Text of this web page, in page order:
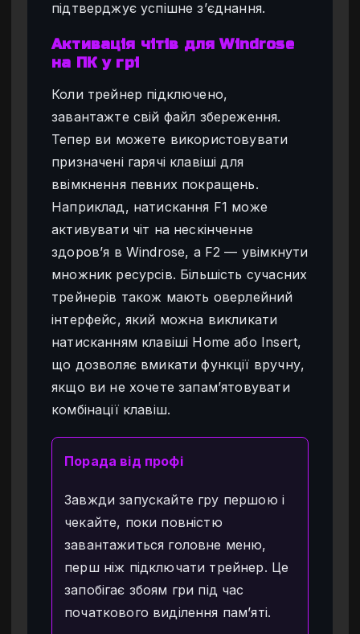
підтверджує успішне з’єднання.
Активація чітів для Windrose
на ПК у грі
Коли трейнер підключено,
завантажте свій файл збереження.
Тепер ви можете використовувати
призначені гарячі клавіші для
ввімкнення певних покращень.
Наприклад, натискання F1 може
активувати чіт на нескінченне
здоров’я в Windrose, а F2 — увімкнути
множник ресурсів. Більшість сучасних
трейнерів також мають оверлейний
інтерфейс, який можна викликати
натисканням клавіші Home або Insert,
що дозволяє вмикати функції вручну,
якщо ви не хочете запам’ятовувати
комбінації клавіш.
Порада від профі
Завжди запускайте гру першою і
чекайте, поки повністю
завантажиться головне меню,
перш ніж підключати трейнер. Це
запобігає збоям гри під час
початкового виділення пам’яті.